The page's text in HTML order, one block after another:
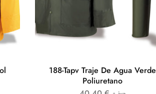
188-Tapv Traje De Agua Verde
Poliuretano